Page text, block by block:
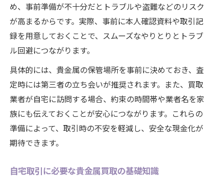
納得できる貴金属買取を実現する方法
貴金属を納得価格で買取してもらう秘訣
貴金属買取で査定額に差が出る理由を解説
満足度の高い貴金属買取交渉のコツ
貴金属買取でトラブルを防ぐポイント
貴金属の価値を見極めるための査定ポイント解
説
貴金属の価値を査定で見極める重要な視点
貴金属の状態が査定額に与える影響を解説
め、事前準備が不十分だとトラブルや盗難などのリスク
が高まるからです。実際、事前に本人確認資料や取引記
録を用意しておくことで、スムーズなやりとりとトラブ
ル回避につながります。
具体的には、貴金属の保管場所を事前に決めておき、査
定時には第三者の立ち会いが推奨されます。また、買取
業者が自宅に訪問する場合、約束の時間帯や業者名を家
族にも伝えておくことが安心につながります。これらの
準備によって、取引時の不安を軽減し、安全な現金化が
期待できます。
自宅取引に必要な貴金属買取の基礎知識